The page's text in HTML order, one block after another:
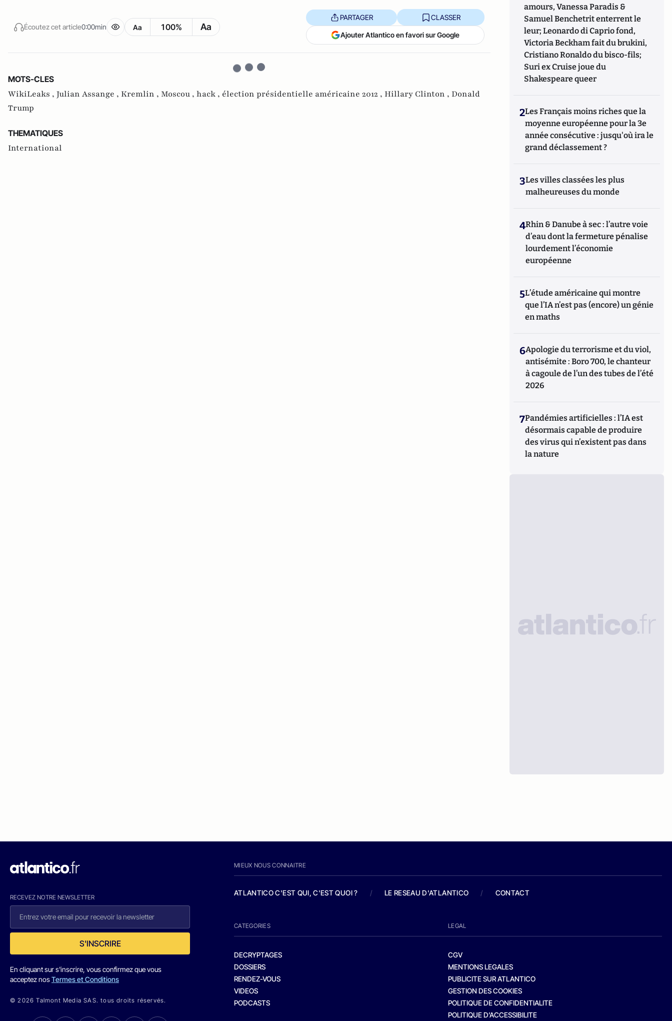
Écoutez cet article0:00min Aa 100% Aa
PARTAGER CLASSER
Ajouter Atlantico en favori sur Google
MOTS-CLES
WikiLeaks , Julian Assange , Kremlin , Moscou , hack , élection présidentielle américaine 2012 , Hillary Clinton , Donald
Trump
THEMATIQUES
International
amours, Vanessa Paradis &
Samuel Benchetrit enterrent le
leur; Leonardo di Caprio fond,
Victoria Beckham fait du brukini,
Cristiano Ronaldo du bisco-fils;
Suri ex Cruise joue du
Shakespeare queer
2Les Français moins riches que la
moyenne européenne pour la 3e
année consécutive : jusqu'où ira le
grand déclassement ?
3Les villes classées les plus
malheureuses du monde
4Rhin & Danube à sec : l’autre voie
d’eau dont la fermeture pénalise
lourdement l’économie
européenne
5L’étude américaine qui montre
que l’IA n’est pas (encore) un génie
en maths
6Apologie du terrorisme et du viol,
antisémite : Boro 700, le chanteur
à cagoule de l’un des tubes de l’été
2026
7Pandémies artificielles : l’IA est
désormais capable de produire
des virus qui n’existent pas dans
la nature
RECEVEZ NOTRE NEWSLETTER
S'INSCRIRE
En cliquant sur s'inscrire, vous confirmez que vous
acceptez nosTermes et Conditions
© 2026 Talmont Media SAS. tous droits réservés.
MIEUX NOUS CONNAITRE
ATLANTICO C'EST QUI, C'EST QUOI ? / LE RESEAU D'ATLANTICO / CONTACT
CATEGORIES
DECRYPTAGES
DOSSIERS
RENDEZ-VOUS
VIDEOS
PODCASTS
LEGAL
CGV
MENTIONS LEGALES
PUBLICITE SUR ATLANTICO
GESTION DES COOKIES
POLITIQUE DE CONFIDENTIALITE
POLITIQUE D’ACCESSIBILITE